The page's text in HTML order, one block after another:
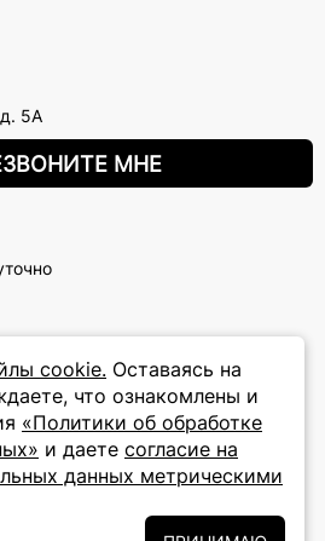
cookie. Оставаясь на
что ознакомлены и
«Политики об обработке
и даете согласие на
данных метрическими
5А
МНЕ
Подписаться на новости
вы соглашаетесь с условиямиПолитики
и даёте своё согласие на их